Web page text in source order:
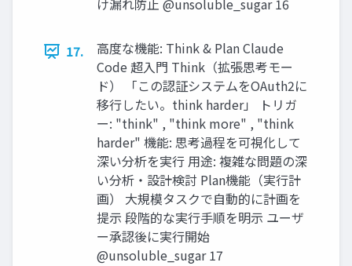
け漏れ防止 @unsoluble_sugar 16
17.
高度な機能: Think & Plan Claude
Code 超入門 Think（拡張思考モー
ド） 「この認証システムをOAuth2に
移行したい。think harder」 トリガ
ー: "think" , "think more" , "think
harder" 機能: 思考過程を可視化して
深い分析を実行 用途: 複雑な問題の深
い分析・設計検討 Plan機能（実行計
画） 大規模タスクで自動的に計画を
提示 段階的な実行手順を明示 ユーザ
ー承認後に実行開始
@unsoluble_sugar 17